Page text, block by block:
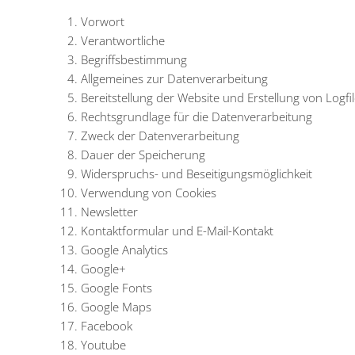
Vorwort
Verantwortliche
Begriffsbestimmung
Allgemeines zur Datenverarbeitung
Bereitstellung der Website und Erstellung von
Rechtsgrundlage für die Datenverarbeitung
Zweck der Datenverarbeitung
Dauer der Speicherung
Widerspruchs- und Beseitigungsmöglichkeit
Verwendung von Cookies
Newsletter
Kontaktformular und E-Mail-Kontakt
Google Analytics
Google+
Google Fonts
Google Maps
Facebook
Youtube